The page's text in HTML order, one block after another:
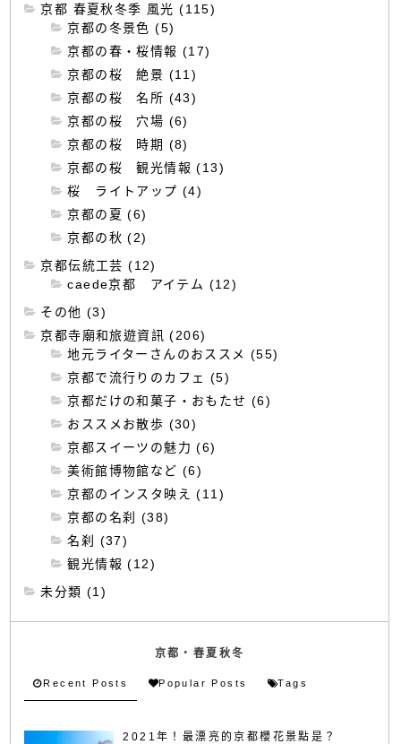
京都 春夏秋冬季 風光 (115)
京都の冬景色 (5)
京都の春・桜情報 (17)
京都の桜 絶景 (11)
京都の桜 名所 (43)
京都の桜 穴場 (6)
京都の桜 時期 (8)
京都の桜 観光情報 (13)
桜 ライトアップ (4)
京都の夏 (6)
京都の秋 (2)
京都伝統工芸 (12)
caede京都 アイテム (12)
その他 (3)
京都寺廟和旅遊資訊 (206)
地元ライターさんのおススメ (55)
京都で流行りのカフェ (5)
京都だけの和菓子・おもたせ (6)
おススメお散歩 (30)
京都スイーツの魅力 (6)
美術館博物館など (6)
京都のインスタ映え (11)
京都の名刹 (38)
名刹 (37)
観光情報 (12)
未分類 (1)
京都・春夏秋冬
Recent Posts Popular Posts Tags
2021年！最漂亮的京都櫻花景點是？